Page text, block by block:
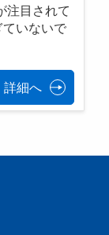
注目されて
いないで
詳細へ